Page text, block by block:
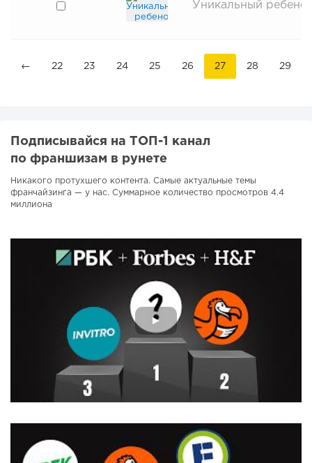
Уникальный
← 22 23 24 25 26 27 28 29
Подписывайся на ТОП-1 канал
по франшизам в рунете
Никакого протухшего контента. Самые актуальные темы
франчайзинга — у нас. Суммарное количество просмотров 4.4
миллиона